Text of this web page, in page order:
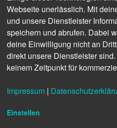
Webseite unerlässlich. Mit
und unsere Dienstleister
speichern und abrufen. Dabei
deine Einwilligung nicht an
direkt unsere Dienstleister
keinem Zeitpunkt für
Impressum |
Einstellen